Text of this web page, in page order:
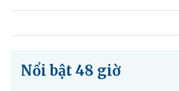
Nổi bật 48 giờ